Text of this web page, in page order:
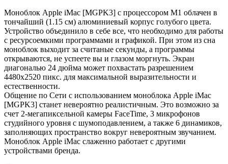
Моноблок Apple iMac [MGPK3] с процессором М1 облачен в
тончайший (1.15 см) алюминиевый корпус голубого цвета.
Устройство объединило в себе все, что необходимо для работы
с ресурсоемкими программами и графикой. При этом из сна
моноблок выходит за считаные секунды, а программы
открываются, не успеете вы и глазом моргнуть. Экран
диагональю 24 дюйма может похвастать разрешением
4480х2520 пикс. для максимальной выразительности и
естественности.
Общение по Сети с использованием моноблока Apple iMac
[MGPK3] станет невероятно реалистичным. Это возможно за
счет 2-мегапиксельной камеры FaceTime, 3 микрофонов
студийного уровня с шумоподавлением, а также 6 динамиков,
заполняющих пространство вокруг невероятным звучанием.
Моноблок Apple iMac слаженно работает с другими
устройствами бренда.